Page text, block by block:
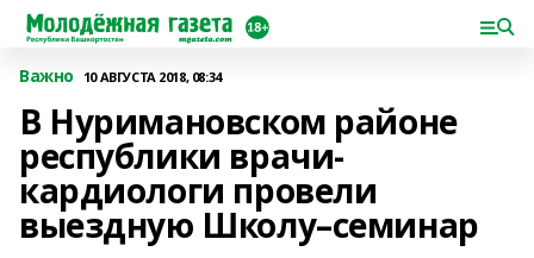
Важно 10 АВГУСТА 2018, 08:34
В Нуримановском районе
республики врачи-
кардиологи провели
выездную Школу–семинар